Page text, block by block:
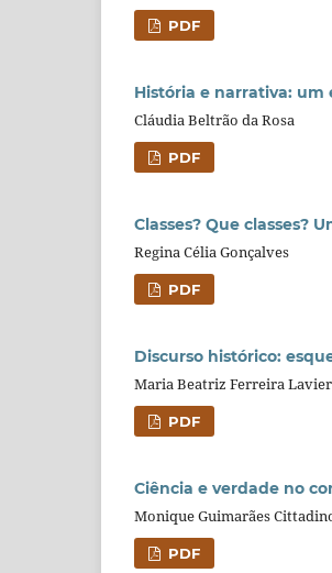
PDF
História e narrativa: um
Cláudia Beltrão da Rosa
PDF
Classes? Que classes?
Regina Célia Gonçalves
PDF
Discurso histórico:
Maria Beatriz Ferreira
PDF
Ciência e verdade no
Monique Guimarães
PDF